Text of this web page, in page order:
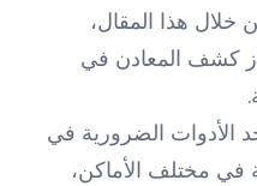
خلال هذا المقال،
كشف المعادن في
الأدوات الضرورية في
في مختلف الأماكن،